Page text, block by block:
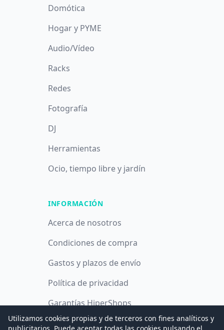
Domótica
Hogar y PYME
Audio/Vídeo
Racks
Redes
Fotografía
DJ
Herramientas
Ocio, tiempo libre y jardín
INFORMACIÓN
Acerca de nosotros
Condiciones de compra
Gastos y plazos de envío
Política de privacidad
Garantías HiperShops
Política de cookies
Utilizamos cookies propias y de terceros con fines analíticos y